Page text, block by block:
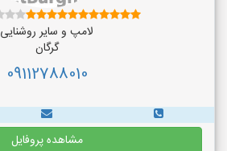
لامپ و سایر روشنایی
گرگان
09112788010
مشاهده پروفایل